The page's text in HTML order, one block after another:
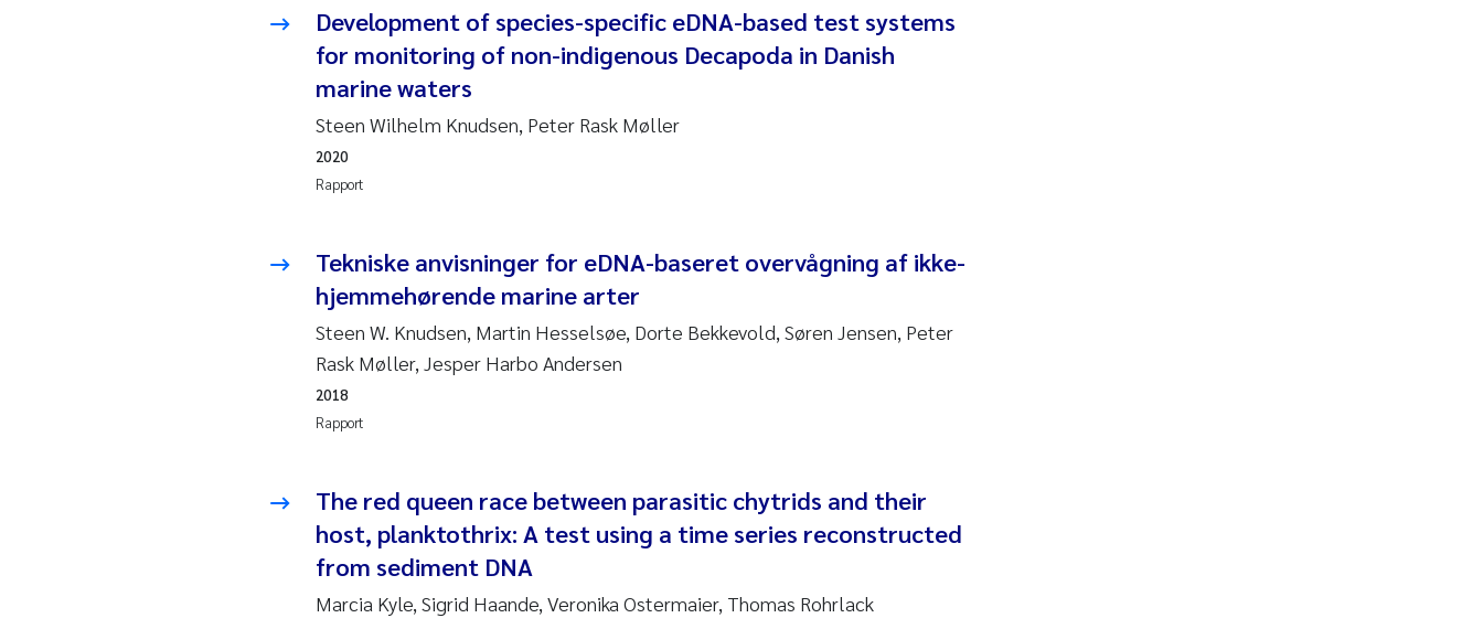
Kathrine Ivsett Johnsen
Line Johanne Barkved
Pawel Krzeminski
Frode Sundnes
Andrew Luke King
Marianne Mosberg
Kathinka Fürst
Development of species-specific eDNA-based test systems
for monitoring of non-indigenous Decapoda in Danish
marine waters
Steen Wilhelm Knudsen, Peter Rask Møller
Rapport
2020
Tekniske anvisninger for eDNA-baseret overvågning af ikke-
hjemmehørende marine arter
Steen W. Knudsen, Martin Hesselsøe, Dorte Bekkevold, Søren Jensen, Peter
Rask Møller, Jesper Harbo Andersen
Rapport
2018
The red queen race between parasitic chytrids and their
host, planktothrix: A test using a time series reconstructed
from sediment DNA
Marcia Kyle, Sigrid Haande, Veronika Ostermaier, Thomas Rohrlack